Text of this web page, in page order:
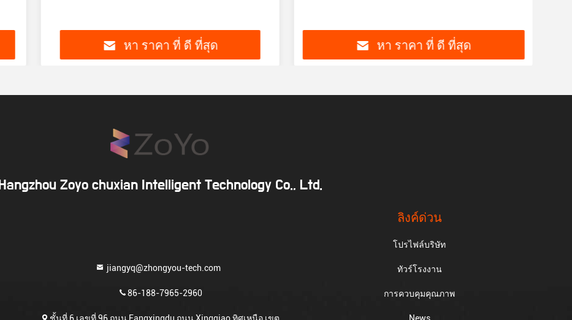
-30°C~80°C
หา ราคา ที่ ดี ที่สุด หา ราคา ที่ ดี ที่สุด
Hangzhou Zoyo chuxian Intelligent Technology Co., Ltd.
jiangyq@zhongyou-tech.com
86-188-7965-2960
ชั้นที่ 6 เลขที่ 96 ถนน Fangxingdu ถนน Xingqiao ทิศเหนือ เขต
ลิงค์ด่วน
โปรไฟล์บริษัท
ทัวร์โรงงาน
การควบคุมคุณภาพ